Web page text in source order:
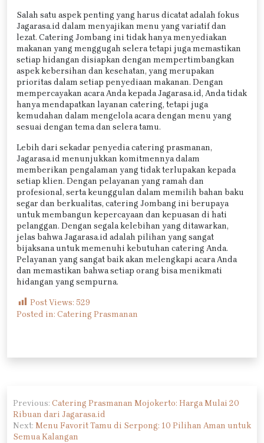
Salah satu aspek penting yang harus dicatat adalah fokus
Jagarasa.id dalam menyajikan menu yang variatif dan
lezat. Catering Jombang ini tidak hanya menyediakan
makanan yang menggugah selera tetapi juga memastikan
setiap hidangan disiapkan dengan mempertimbangkan
aspek kebersihan dan kesehatan, yang merupakan
prioritas dalam setiap penyediaan makanan. Dengan
mempercayakan acara Anda kepada Jagarasa.id, Anda tidak
hanya mendapatkan layanan catering, tetapi juga
kemudahan dalam mengelola acara dengan menu yang
sesuai dengan tema dan selera tamu.
Lebih dari sekadar penyedia catering prasmanan,
Jagarasa.id menunjukkan komitmennya dalam
memberikan pengalaman yang tidak terlupakan kepada
setiap klien. Dengan pelayanan yang ramah dan
profesional, serta keunggulan dalam memilih bahan baku
segar dan berkualitas, catering Jombang ini berupaya
untuk membangun kepercayaan dan kepuasan di hati
pelanggan. Dengan segala kelebihan yang ditawarkan,
jelas bahwa Jagarasa.id adalah pilihan yang sangat
bijaksana untuk memenuhi kebutuhan catering Anda.
Pelayanan yang sangat baik akan melengkapi acara Anda
dan memastikan bahwa setiap orang bisa menikmati
hidangan yang sempurna.
Post Views: 529
Posted in: Catering Prasmanan
pos
Previous: Catering Prasmanan Mojokerto: Harga Mulai 20
Ribuan dari Jagarasa.id
Next: Menu Favorit Tamu di Serpong: 10 Pilihan Aman untuk
Semua Kalangan